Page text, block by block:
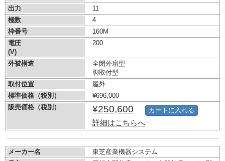
出力
11
極数
4
枠番号
160M
電圧
(V)
200
外被構造
全閉外扇型
脚取付型
取付位置
屋外
標準価格（税別）
¥696,000
販売価格（税別）
¥250,600
詳細はこちらへ
カートに入れる
メーカー名
東芝産業機器システム